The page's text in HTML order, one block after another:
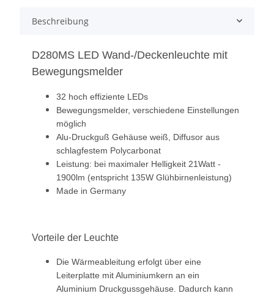
Beschreibung
D280MS LED Wand-/Deckenleuchte mit
Bewegungsmelder
32 hoch effiziente LEDs
Bewegungsmelder, verschiedene Einstellungen
möglich
Alu-Druckguß Gehäuse weiß, Diffusor aus
schlagfestem Polycarbonat
Leistung: bei maximaler Helligkeit 21Watt -
1900lm (entspricht 135W Glühbirnenleistung)
Made in Germany
Vorteile der Leuchte
Die Wärmeableitung erfolgt über eine
Leiterplatte mit Aluminiumkern an ein
Aluminium Druckgussgehäuse. Dadurch kann